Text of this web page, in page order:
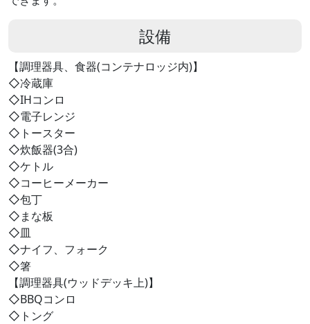
設備
【調理器具、食器(コンテナロッジ内)】
◇冷蔵庫
◇IHコンロ
◇電子レンジ
◇トースター
◇炊飯器(3合)
◇ケトル
◇コーヒーメーカー
◇包丁
◇まな板
◇皿
◇ナイフ、フォーク
◇箸
【調理器具(ウッドデッキ上)】
◇BBQコンロ
◇トング